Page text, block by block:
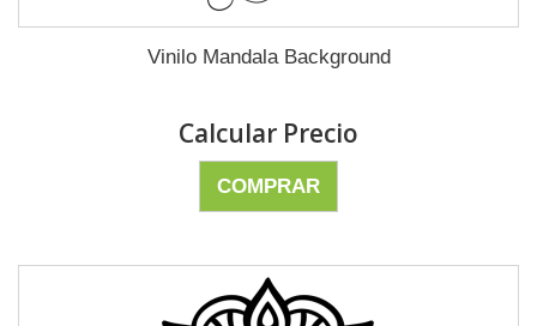
Vinilo Mandala Background
Calcular Precio
COMPRAR